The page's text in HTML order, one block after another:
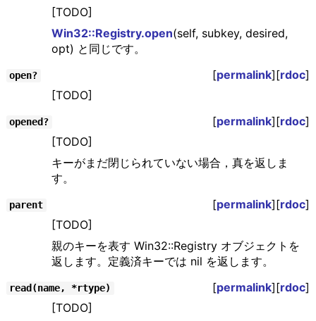
[TODO]
Win32::Registry.open(self, subkey, desired,
opt) と同じです。
open? [permalink][rdoc]
[TODO]
opened? [permalink][rdoc]
[TODO]
キーがまだ閉じられていない場合，真を返しま
す。
parent [permalink][rdoc]
[TODO]
親のキーを表す Win32::Registry オブジェクトを
返します。定義済キーでは nil を返します。
read(name, *rtype) [permalink][rdoc]
[TODO]